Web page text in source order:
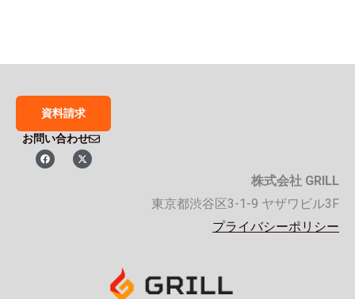
資料請求
お問い合わせ
F
a
X
-
株式会社 GRILL
東京都渋谷区3-1-9 ヤザワビル3F
プライバシーポリシー